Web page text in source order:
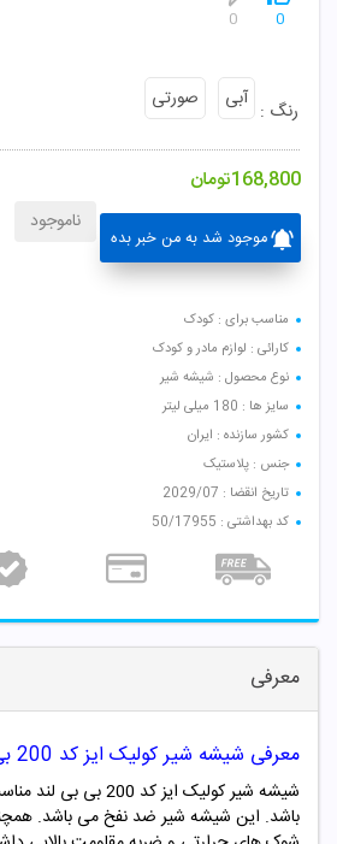
0
0
رنگ : آبی صورتی
168,800تومان
موجود شد به من خبر بده
ناموجود
مناسب برای : کودک
کارائی : لوازم مادر و کودک
نوع محصول : شیشه شیر
سایز ها : 180 میلی لیتر
کشور سازنده : ایران
جنس : پلاستیک
تاریخ انقضا : 2029/07
کد بهداشتی : 50/17955
معرفی
معرفی شیشه شیر کولیک ایز کد 200 بی بی لند
باشد. این شیشه شیر ضد نفخ می باشد.